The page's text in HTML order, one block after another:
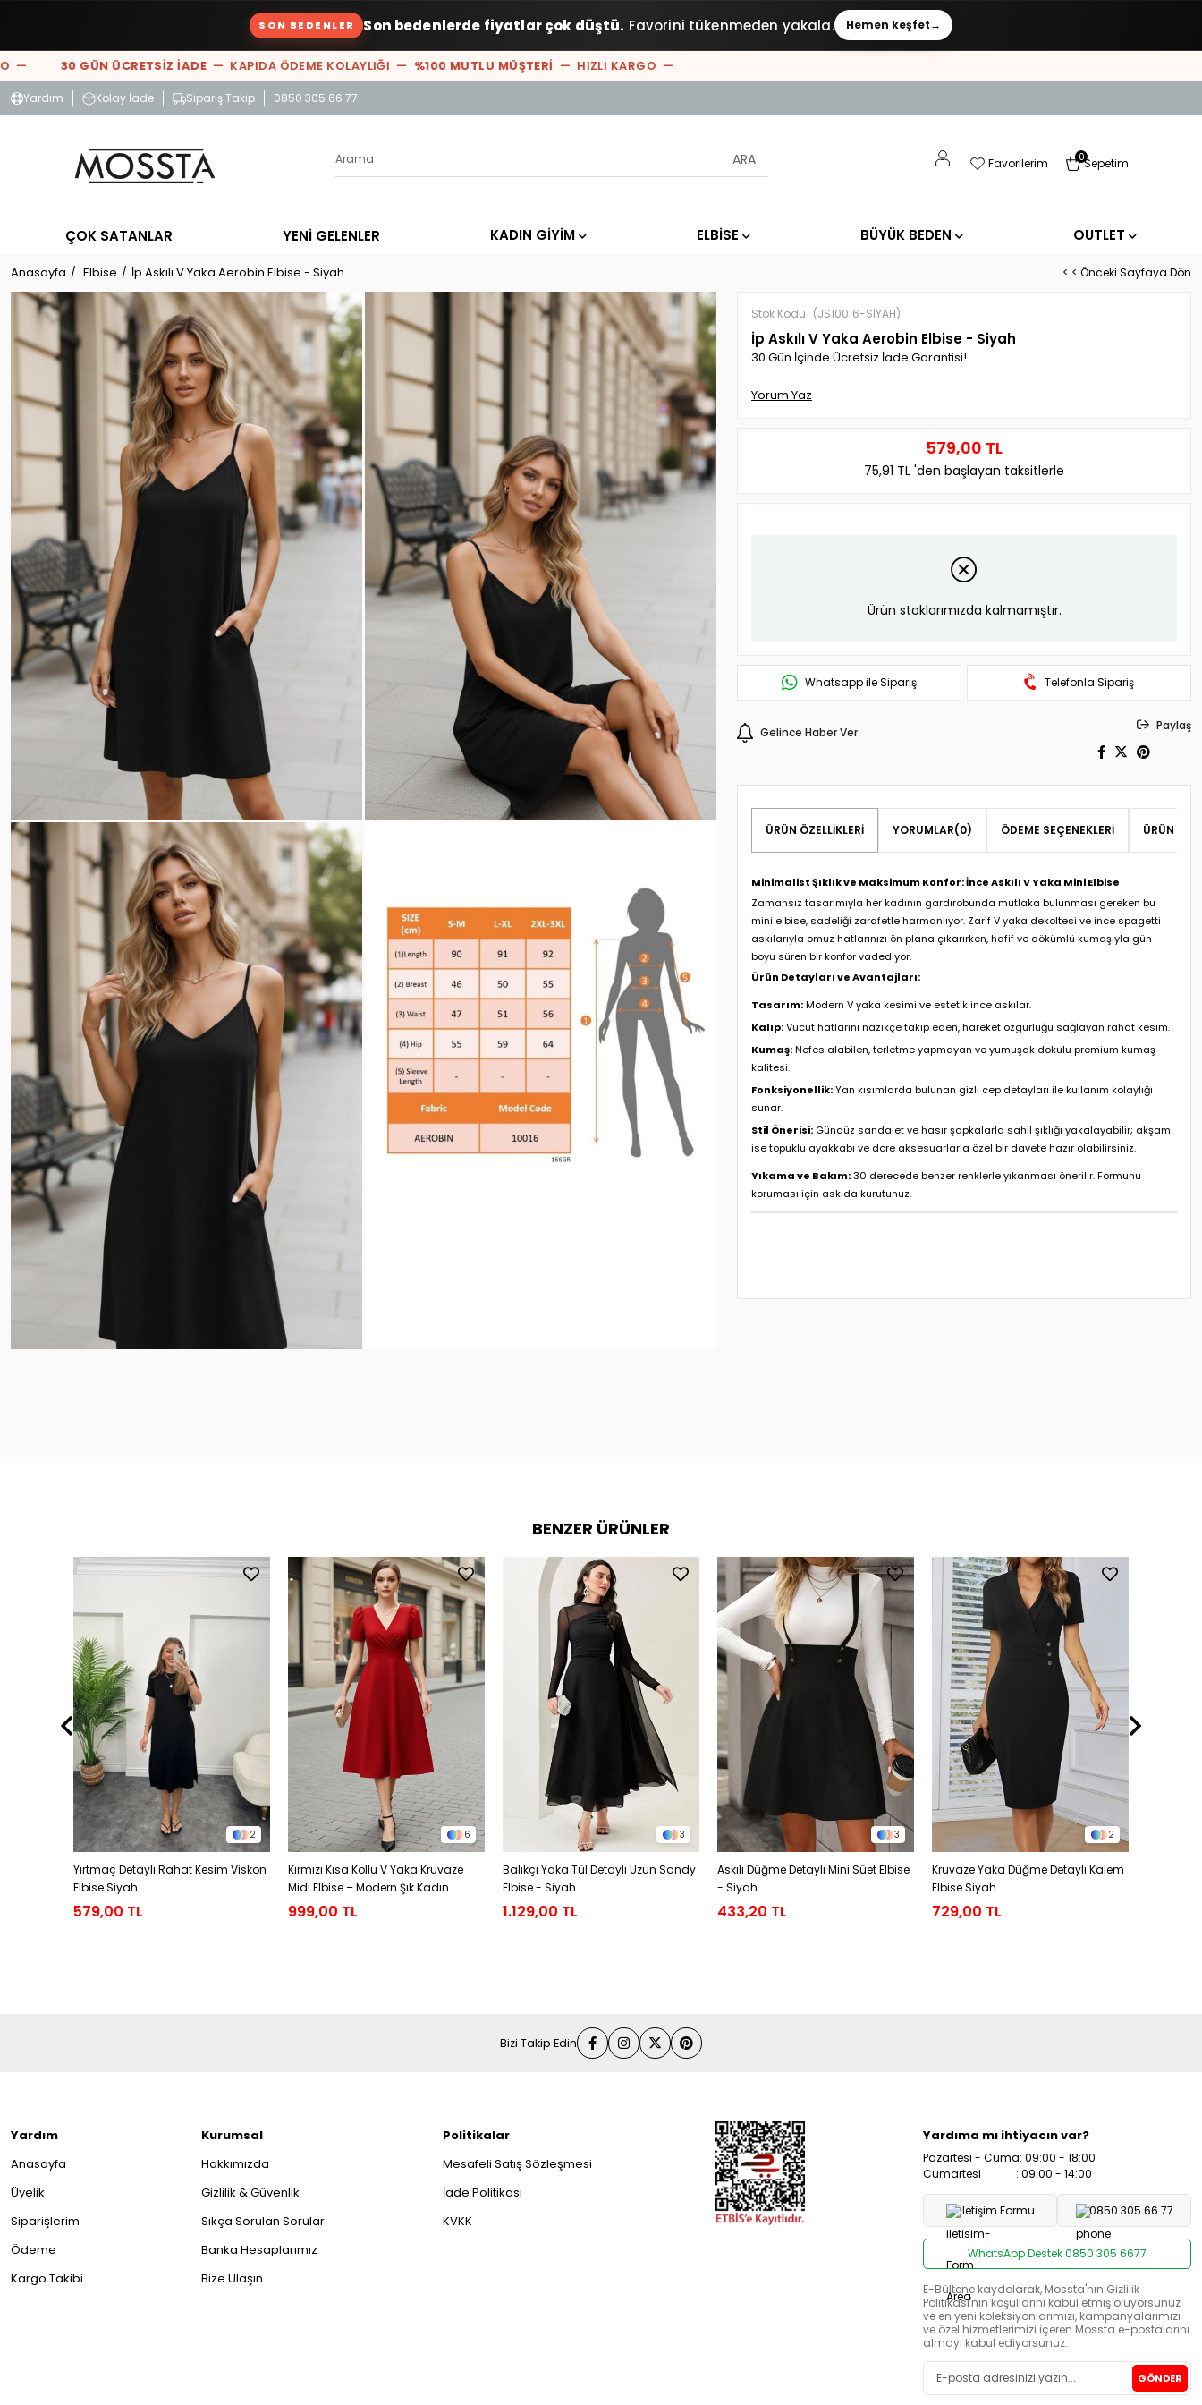
SON BEDENLER Son bedenlerde fiyatlar çok düştü. Favorini tükenmeden yakala. Hemen keşfet→
30 GÜN ÜCRETSİZ İADE— KAPIDA ÖDEME KOLAYLIĞI — %100 MUTLU MÜŞTERİ— HIZLI KARGO —
Yardım Kolay İade Sipariş Takip 0850 305 66 77
Sepetim
0
Favorilerim
ÇOK SATANLAR YENİ GELENLER KADIN GİYİM ELBİSE BÜYÜK BEDEN OUTLET
Anasayfa Elbise İp Askılı V Yaka Aerobin Elbise - Siyah < < Önceki Sayfaya Dön
Stok Kodu (JS10016-SİYAH)
İp Askılı V Yaka Aerobin Elbise - Siyah
30 Gün İçinde Ücretsiz İade Garantisi!
Yorum Yaz
579,00 TL
75,91 TL 'den başlayan taksitlerle
Ürün stoklarımızda kalmamıştır.
Whatsapp ile Sipariş Telefonla Sipariş
Gelince Haber Ver Paylaş
ÜRÜN ÖZELLIKLERI YORUMLAR(0) ÖDEME SEÇENEKLERI ÜRÜN
Minimalist Şıklık ve Maksimum Konfor: İnce Askılı V Yaka Mini Elbise
Zamansız tasarımıyla her kadının gardırobunda mutlaka bulunması gereken bu
mini elbise, sadeliği zarafetle harmanlıyor. Zarif V yaka dekoltesi ve ince spagetti
askılarıyla omuz hatlarınızı ön plana çıkarırken, hafif ve dökümlü kumaşıyla gün
boyu süren bir konfor vadediyor.
Ürün Detayları ve Avantajları:
Tasarım:Modern V yaka kesimi ve estetik ince askılar.
Kalıp:Vücut hatlarını nazikçe takip eden, hareket özgürlüğü sağlayan rahat kesim.
Kumaş:Nefes alabilen, terletme yapmayan ve yumuşak dokulu premium kumaş
kalitesi.
Fonksiyonellik:Yan kısımlarda bulunan gizli cep detayları ile kullanım kolaylığı
sunar.
Stil Önerisi: Gündüz sandalet ve hasır şapkalarla sahil şıklığı yakalayabilir; akşam
ise topuklu ayakkabı ve dore aksesuarlarla özel bir davete hazır olabilirsiniz.
Yıkama ve Bakım:30 derecede benzer renklerle yıkanması önerilir. Formunu
koruması için askıda kurutunuz.
BENZER ÜRÜNLER
2
Yırtmaç Detaylı Rahat Kesim Viskon
Elbise Siyah
579,00 TL
6
Kırmızı Kısa Kollu V Yaka Kruvaze
Midi Elbise – Modern Şık Kadın
Elbisesi
999,00 TL
3
Balıkçı Yaka Tül Detaylı Uzun Sandy
Elbise - Siyah
1.129,00 TL
3
Askılı Düğme Detaylı Mini Süet Elbise
- Siyah
433,20 TL
2
Kruvaze Yaka Düğme Detaylı Kalem
Elbise Siyah
729,00 TL
Bizi Takip Edin
Yardım
Anasayfa
Üyelik
Siparişlerim
Ödeme
Kargo Takibi
Kurumsal
Hakkımızda
Gizlilik & Güvenlik
Sıkça Sorulan Sorular
Banka Hesaplarımız
Bize Ulaşın
Politikalar
Mesafeli Satış Sözleşmesi
İade Politikası
KVKK
Yardıma mı ihtiyacın var?
Pazartesi - Cuma: 09:00 - 18:00
Cumartesi : 09:00 - 14:00
İletişim Formu 0850 305 66 77
WhatsApp Destek 0850 305 6677
E-Bültene kaydolarak, Mossta'nın Gizlilik
Politikası'nın koşullarını kabul etmiş oluyorsunuz
ve en yeni koleksiyonlarımızı, kampanyalarımızı
ve özel hizmetlerimizi içeren Mossta e-postalarını
almayı kabul ediyorsunuz.
GÖNDER